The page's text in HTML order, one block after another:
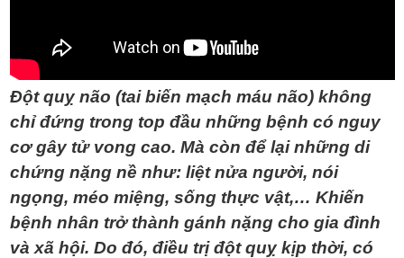
Đột quỵ não (tai biến mạch máu não) không
chỉ đứng trong top đầu những bệnh có nguy
cơ gây tử vong cao. Mà còn để lại những di
chứng nặng nề như: liệt nửa người, nói
ngọng, méo miệng, sống thực vật,… Khiến
bệnh nhân trở thành gánh nặng cho gia đình
và xã hội. Do đó, điều trị đột quỵ kịp thời, có